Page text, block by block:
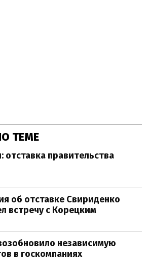
ТЕМЕ
отставка правительства
об отставке Свириденко
встречу с Корецким
независимую
в госкомпаниях